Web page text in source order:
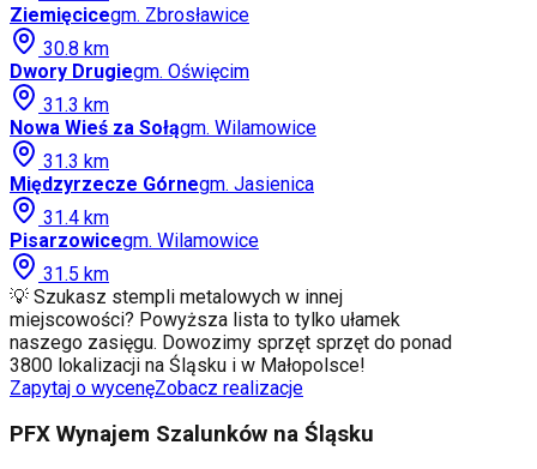
Ziemięcicegm. Zbrosławice
30.8 km
Dwory Drugiegm. Oświęcim
31.3 km
Nowa Wieś za Sołągm. Wilamowice
31.3 km
Międzyrzecze Górnegm. Jasienica
31.4 km
Pisarzowicegm. Wilamowice
31.5 km
💡 Szukasz stempli metalowych w innej
miejscowości? Powyższa lista to tylko ułamek
naszego zasięgu. Dowozimy sprzęt sprzęt do ponad
3800 lokalizacji na Śląsku i w Małopolsce!
Zapytaj o wycenęZobacz realizacje
PFX Wynajem Szalunków na Śląsku